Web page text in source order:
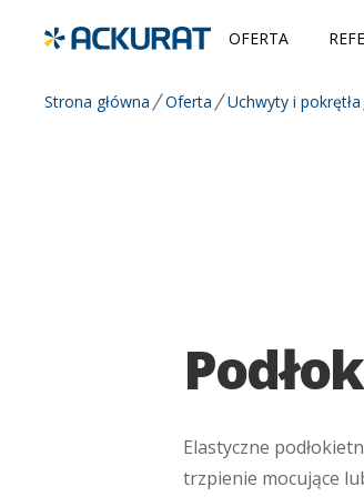
OFERTA
Strona główna Oferta Uchwyty i pokrętła
Elastyczne
trzpienie mocujące